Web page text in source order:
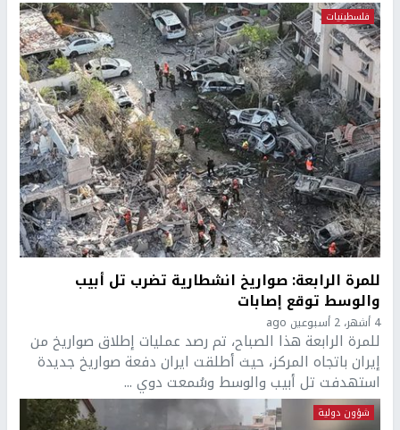
فلسطينيات
للمرة الرابعة: صواريخ انشطارية تضرب تل أبيب
والوسط توقع إصابات
4 أشهر، 2 أسبوعين ago
للمرة الرابعة هذا الصباح، تم رصد عمليات إطلاق صواريخ من
إيران باتجاه المركز، حيث أطلقت ايران دفعة صواريخ جديدة
استهدفت تل أبيب والوسط وسُمعت دوي ...
شؤون دولية